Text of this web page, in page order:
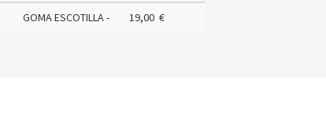
GOMA ESCOTILLA - 19,00 €